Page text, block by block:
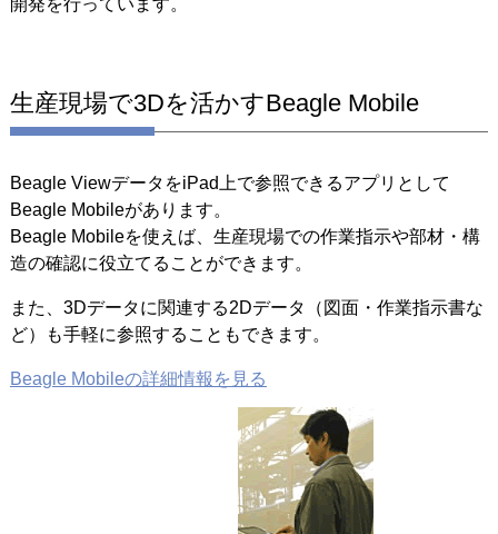
生産現場で3Dを活かすBeagle Mobile
Beagle ViewデータをiPad上で参照できるアプリとして
Beagle Mobileがあります。
Beagle Mobileを使えば、生産現場での作業指示や部材・構
造の確認に役立てることができます。
また、3Dデータに関連する2Dデータ（図面・作業指示書な
ど）も手軽に参照することもできます。
Beagle Mobileの詳細情報を見る